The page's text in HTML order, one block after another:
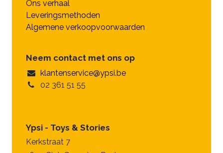
Ons verhaal
Leveringsmethoden
Algemene verkoopvoorwaarden
Neem contact met ons op
klantenservice@ypsi.be
02 361 51 55
Ypsi - Toys & Stories
Kerkstraat 7